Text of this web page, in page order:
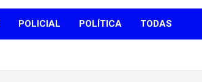
POLICIAL POLÍTICA TODAS